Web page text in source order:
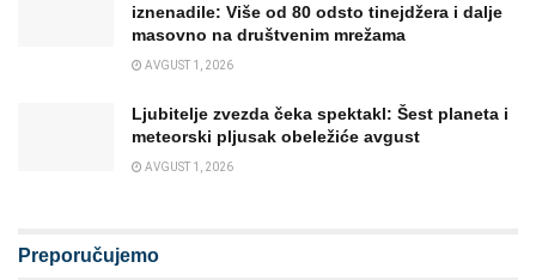
iznenadile: Više od 80 odsto tinejdžera i dalje
masovno na društvenim mrežama
AVGUST 1, 2026
Ljubitelje zvezda čeka spektakl: Šest planeta i
meteorski pljusak obeležiće avgust
AVGUST 1, 2026
Preporučujemo